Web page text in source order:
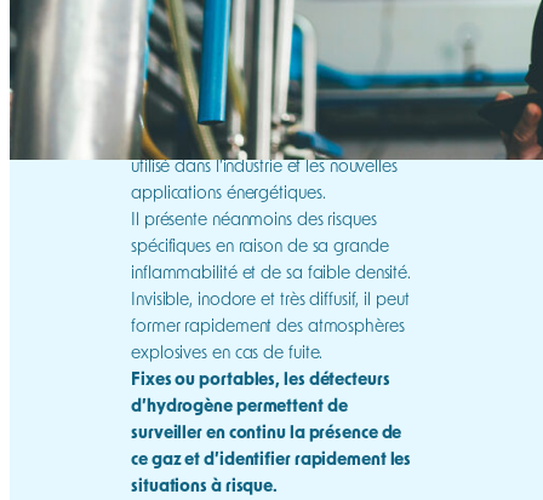
L’hydrogène (H₂) est un gaz largement
utilisé dans l’industrie et les nouvelles
applications énergétiques.
Il présente néanmoins des risques
spécifiques en raison de sa grande
inflammabilité et de sa faible densité.
Invisible, inodore et très diffusif, il peut
former rapidement des atmosphères
explosives en cas de fuite.
Fixes ou portables, les détecteurs
d’hydrogène permettent de
surveiller en continu la présence de
ce gaz et d’identifier rapidement les
situations à risque.